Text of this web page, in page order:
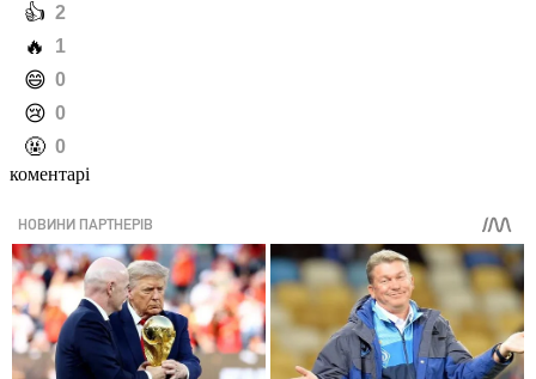
️👍 2
️🔥 1
️😄 0
️😢 0
️🤬 0
коментарі